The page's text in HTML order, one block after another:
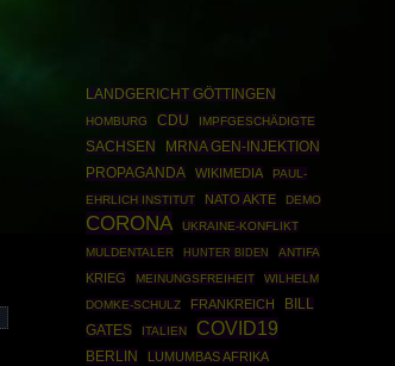
LANDGERICHT GÖTTINGEN
HOMBURG CDU IMPFGESCHÄDIGTE
SACHSEN
MRNA GEN-INJEKTION
PROPAGANDA
WIKIMEDIA
PAUL-
EHRLICH INSTITUT
NATO AKTE DEMO
CORONA
UKRAINE-KONFLIKT
MULDENTALER
HUNTER BIDEN ANTIFA
KRIEG MEINUNGSFREIHEIT
WILHELM
DOMKE-SCHULZ
FRANKREICH
BILL
GATES
ITALIEN COVID19
BERLIN LUMUMBAS AFRIKA